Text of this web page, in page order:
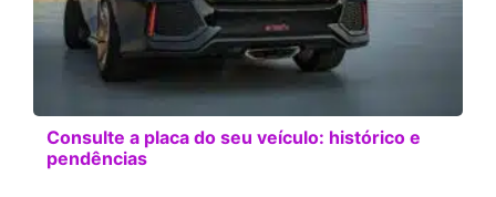
Consulte a placa do seu veículo: histórico e
pendências